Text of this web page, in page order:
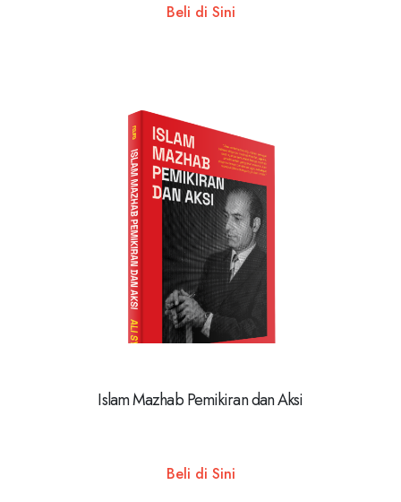
Beli di Sini
Islam Mazhab Pemikiran dan Aksi
Beli di Sini